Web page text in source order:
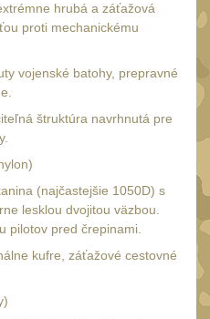
2
9
8
hrubá a záťažová
proti mechanickému
vojenské batohy, prepravné
štruktúra navrhnutá pre
(najčastejšie 1050D) s
lesklou dvojitou väzbou.
pilotov pred črepinami.
kufre, záťažové cestovné